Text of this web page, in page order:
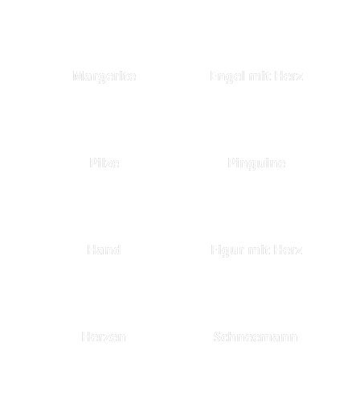
Margerite Engel mit Herz
Pilze Pinguine
Hand Figur mit Herz
Herzen Schneemann